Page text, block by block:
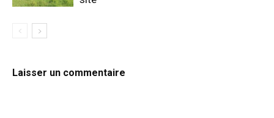
Laisser un commentaire